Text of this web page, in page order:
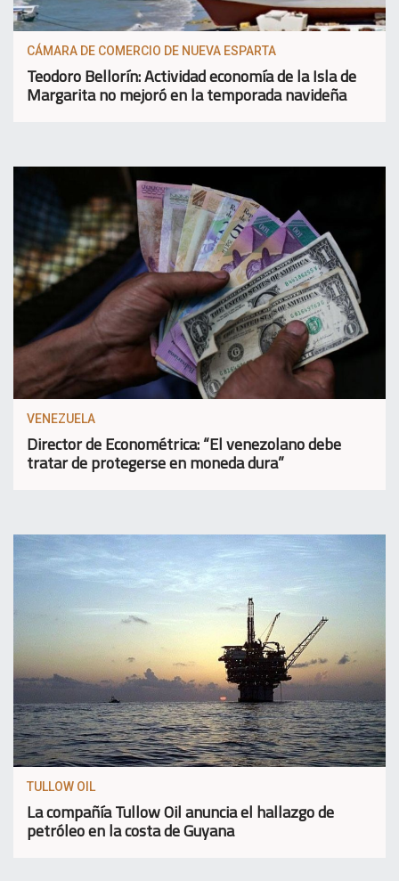
CÁMARA DE COMERCIO DE NUEVA ESPARTA
Teodoro Bellorín: Actividad economía de la Isla de
Margarita no mejoró en la temporada navideña
VENEZUELA
Director de Econométrica: “El venezolano debe
tratar de protegerse en moneda dura”
TULLOW OIL
La compañía Tullow Oil anuncia el hallazgo de
petróleo en la costa de Guyana